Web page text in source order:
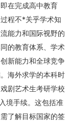
在完成高中教育
程不*关乎学术知
能力和国际视野的
的教育体系、学术
新能力和全球竞争
海外求学的本科时
剧艺术生考研学校
境手续。这包括准
了解目标国家的签